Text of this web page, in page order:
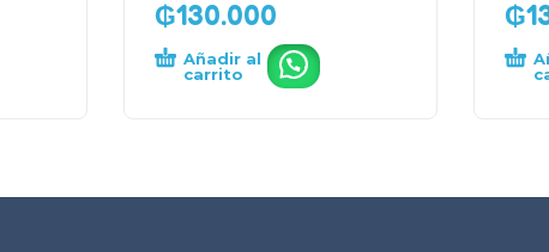
₲130.000
Añadir al
carrito
.
₲